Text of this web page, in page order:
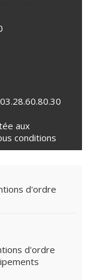
aux
conditions
d'ordre
d'ordre